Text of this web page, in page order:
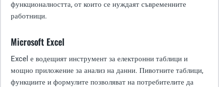
функционалността, от които се нуждаят съвременните
работници.
Microsoft Excel
Excel е водещият инструмент за електронни таблици и
мощно приложение за анализ на данни. Пивотните таблици,
функциите и формулите позволяват на потребителите да